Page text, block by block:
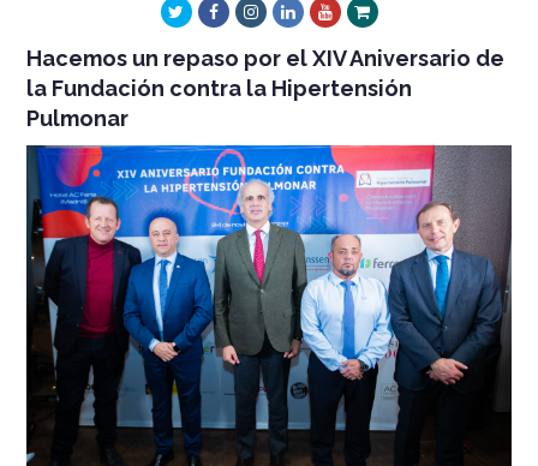
TwitterFacebookInstagram
LinkedInYoutube
Xing
Hacemos un repaso por el XIV Aniversario de
la Fundación contra la Hipertensión
Pulmonar